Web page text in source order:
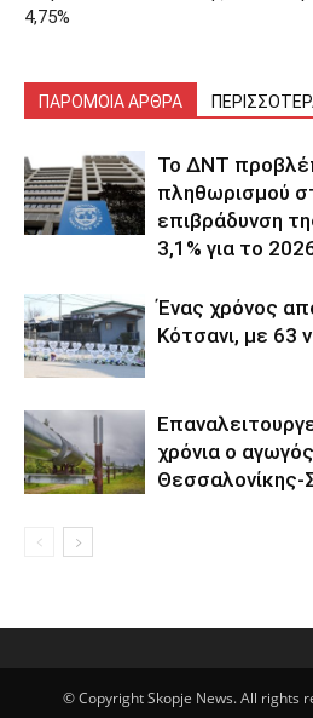
4,75%
ΠΑΡΟΜΟΙΑ ΑΡΘΡΑ
Το ΔΝΤ
πληθωρισμού
επιβράδυνση
3,1% για το
Ένας χρόνος
Κότσανι, με 63
χρόνια ο
Θεσσαλονίκης-
© Copyright Skopje News. All rights